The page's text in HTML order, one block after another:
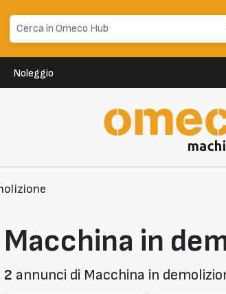
Noleggio
Macchina in
2 annunci di Macchina in